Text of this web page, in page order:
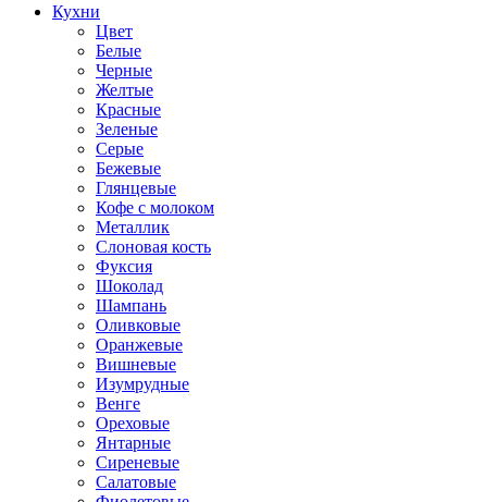
Кухни
Цвет
Белые
Черные
Желтые
Красные
Зеленые
Серые
Бежевые
Глянцевые
Кофе с молоком
Металлик
Слоновая кость
Фуксия
Шоколад
Шампань
Оливковые
Оранжевые
Вишневые
Изумрудные
Венге
Ореховые
Янтарные
Сиреневые
Салатовые